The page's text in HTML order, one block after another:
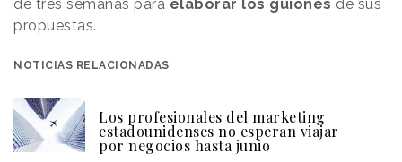
de tres semanas para elaborar los guiones de sus
propuestas.
NOTICIAS RELACIONADAS
Los profesionales del marketing
estadounidenses no esperan viajar
por negocios hasta junio